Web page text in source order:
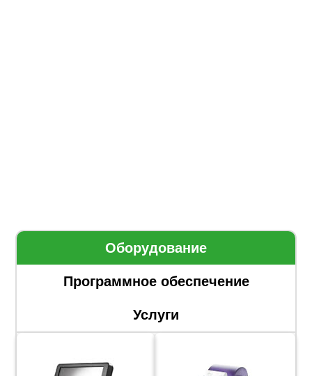
Оборудование
Программное обеспечение
Услуги